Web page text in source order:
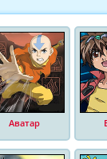
Аватар